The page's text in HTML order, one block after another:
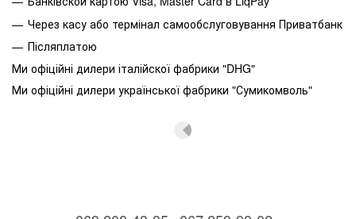
Через касу або термінал самообслуговування Приватбанк
Післяплатою
Ми офіційні дилери італійскої фабрики "DHG"
Ми офіційні дилери української фабрики "Сумикомволь"